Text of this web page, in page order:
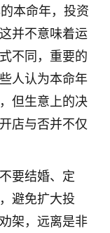
本命年，投资
并不意味着运
不同，重要的
人认为本命年
但生意上的决
店与否并不仅
要结婚、定
避免扩大投
架，远离是非
联系方式的啊？
12
做超度，她今年